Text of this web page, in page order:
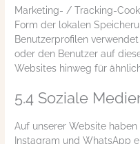
Marketing- / Tracking-
Form der lokalen
Benutzerprofilen
oder den Benutzer auf
Websites hinweg für
5.4 Soziale
Auf unserer Website haben
Instagram und WhatsApp